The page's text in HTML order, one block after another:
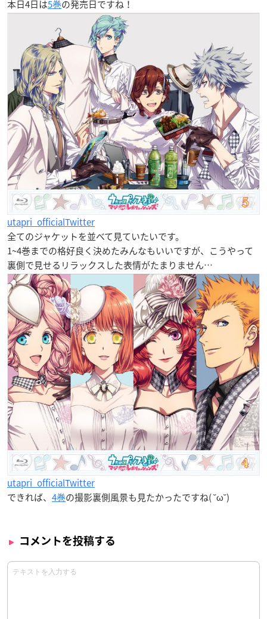
本日4日は5巻の発売日ですね！
utapri_officialTwitter
全てのジャケットを並べて見ていたいです。
1~4巻までの格好良く決めたみんなもいいですが、こうやって
裏側で見せるリラックスした表情がたまりません…
utapri_officialTwitter
できれば、 4巻の撮影裏側風景も見たかったですね( ˘ω˘)
コメントを投稿する